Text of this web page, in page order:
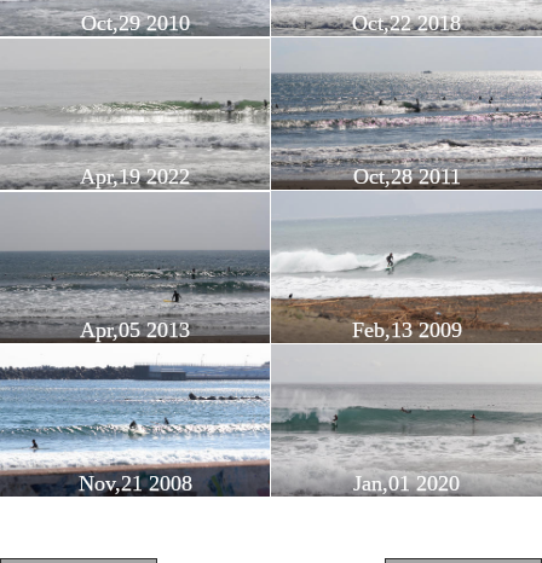
Oct,29 2010 Oct,22 2018
Apr,19 2022 Oct,28 2011
Apr,05 2013 Feb,13 2009
Nov,21 2008 Jan,01 2020